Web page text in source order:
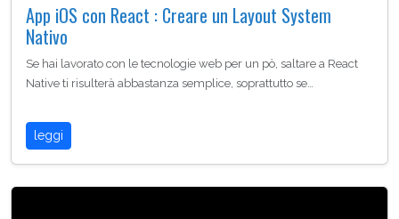
App iOS con React : Creare un Layout System
Nativo
Se hai lavorato con le tecnologie web per un pò, saltare a React
Native ti risulterà abbastanza semplice, soprattutto se…
leggi